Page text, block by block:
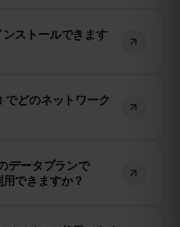
、O2、Vodafone
したときにのみ有効
ストールできます
ただし、チェコ に到
クに接続しないよう
でどのネットワーク
す。例えば、T-
などが含まれま
データプランで
できますか？